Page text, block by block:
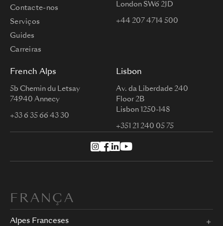
Contacte-nos
Serviços
Guides
Carreiras
London SW6 2JD
+44 207 4714 500
French Alps
5b Chemin du Letsay
74940 Annecy
+33 6 35 66 43 30
Lisbon
Av. da Liberdade 240
Floor 2B
Lisbon 1250-148
+351 21 240 05 75
FRANÇA
Alpes Franceses